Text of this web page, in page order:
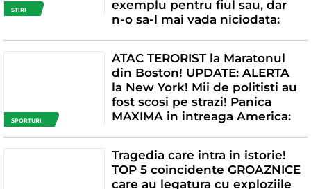
STIRI
exemplu pentru fiul sau, dar
n-o sa-l mai vada niciodata:
SPORTURI
ATAC TERORIST la Maratonul
din Boston! UPDATE: ALERTA
la New York! Mii de politisti au
fost scosi pe strazi! Panica
MAXIMA in intreaga America:
Tragedia care intra in istorie!
TOP 5 coincidente GROAZNICE
care au legatura cu exploziile